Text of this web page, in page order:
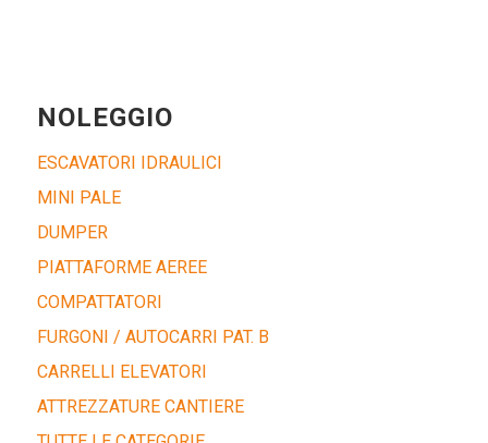
NOLEGGIO
ESCAVATORI IDRAULICI
MINI PALE
DUMPER
PIATTAFORME AEREE
COMPATTATORI
FURGONI / AUTOCARRI PAT. B
CARRELLI ELEVATORI
ATTREZZATURE CANTIERE